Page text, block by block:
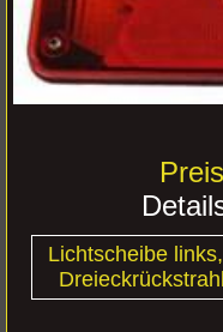
Lichtscheibe